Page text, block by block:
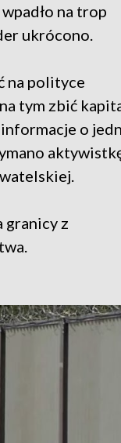
na trop
ukrócono.
na polityce
tym zbić
o
granicy z